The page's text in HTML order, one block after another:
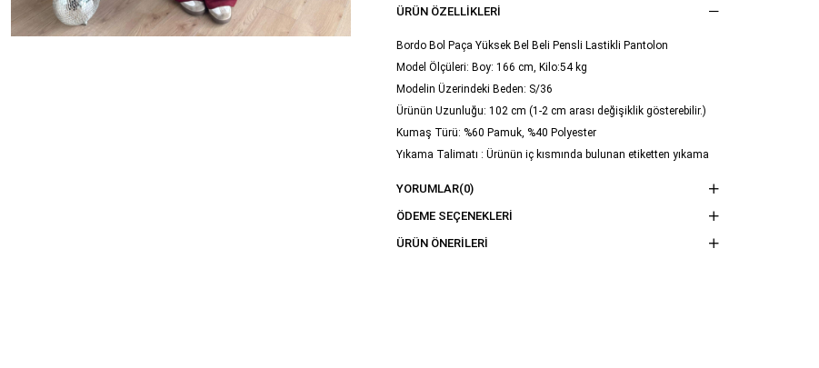
ÜRÜN ÖZELLIKLERI
Bordo Bol Paça Yüksek Bel Beli Pensli Lastikli Pantolon
Model Ölçüleri: Boy: 166 cm, Kilo:54 kg
Modelin Üzerindeki Beden: S/36
Ürünün Uzunluğu: 102 cm (1-2 cm arası değişiklik gösterebilir.)
Kumaş Türü: %60 Pamuk, %40 Polyester
Yıkama Talimatı : Ürünün iç kısmında bulunan etiketten yıkama
YORUMLAR(0)
ÖDEME SEÇENEKLERI
ÜRÜN ÖNERILERI